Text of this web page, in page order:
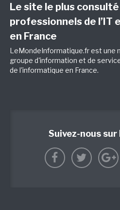
Le site le plus
professionnels de l’IT
en France
LeMondeInformatique.fr est une
groupe d'information et de
de l'informatique en France.
Suivez-nous